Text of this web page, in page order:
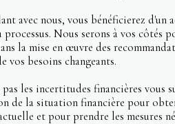
avec nous, vous bénéficierez d'un
processus. Nous serons à vos côtés
la mise en œuvre des
vos besoins changeants.
les incertitudes financières vous
de la situation financière pour
et pour prendre les mesures